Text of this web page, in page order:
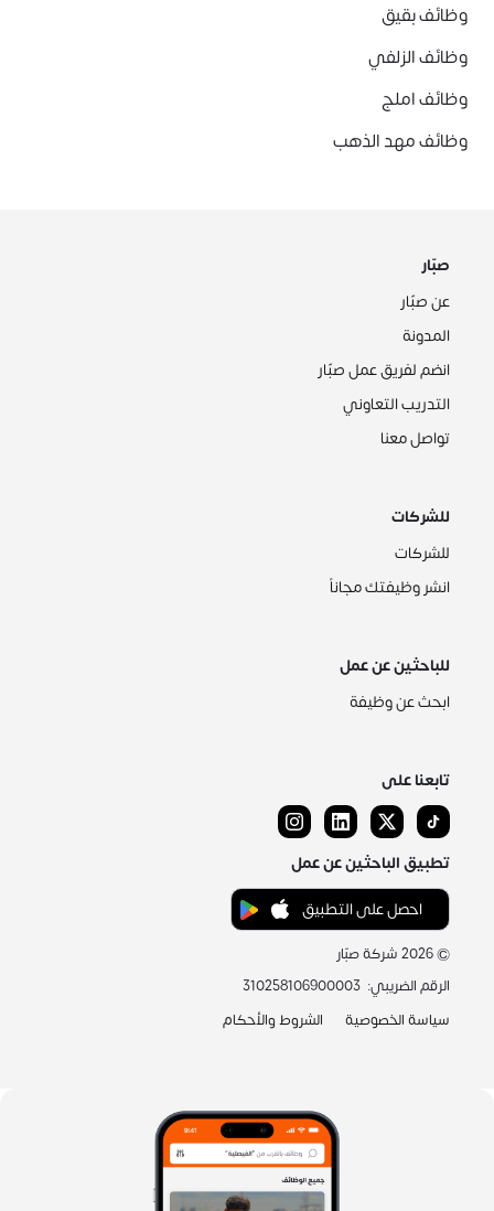
وظائف بقيق
وظائف الزلفي
وظائف املج
وظائف مهد الذهب
صبّار
عن صبّار
المدونة
انضم لفريق عمل صبّار
التدريب التعاوني
تواصل معنا
للشركات
للشركات
انشر وظيفتك مجاناً
للباحثين عن عمل
ابحث عن وظيفة
تابعنا على
تطبيق الباحثين عن عمل
احصل على التطبيق
©
2026شركة صبّار
الرقم الضريبي:
310258106900003
سياسة الخصوصية
الشروط والأحكام